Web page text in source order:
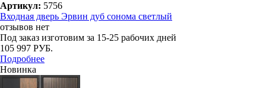
Артикул: 5756
Входная дверь Эрвин дуб сонома светлый
отзывов нет
Под заказ изготовим за 15-25 рабочих дней
105 997 РУБ.
Подробнее
Новинка